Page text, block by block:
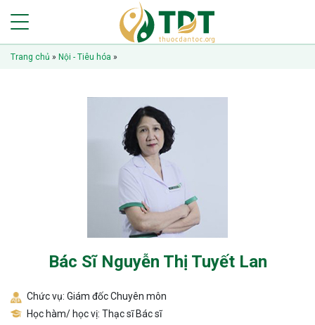
Trang chủ » Nội - Tiêu hóa »
Bác Sĩ Nguyễn Thị Tuyết Lan
Chức vụ: Giám đốc Chuyên môn
Học hàm/ học vị: Thạc sĩ Bác sĩ